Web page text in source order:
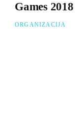
Games 2018
ORGANIZACIJA